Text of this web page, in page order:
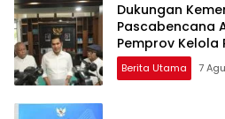
Dukungan
Pascabencana
Pemprov Kelola
Berita Utama 7